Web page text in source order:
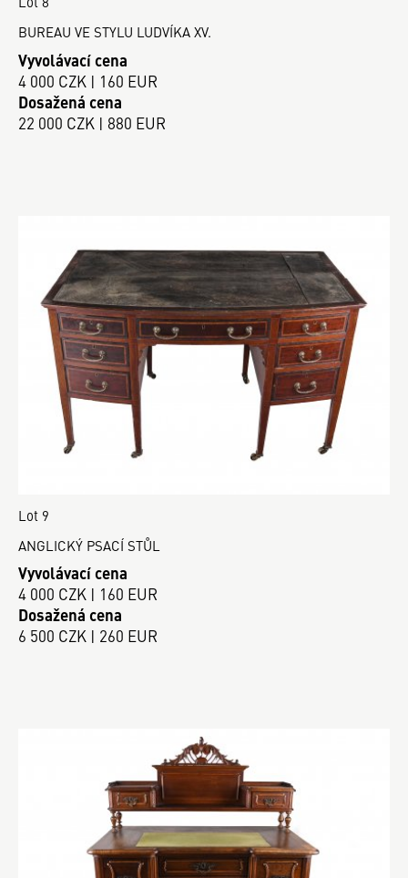
BUREAU VE STYLU LUDVÍKA XV.
Vyvolávací cena
4 000 CZK | 160 EUR
Dosažená cena
22 000 CZK | 880 EUR
Lot 9
ANGLICKÝ PSACÍ STŮL
Vyvolávací cena
4 000 CZK | 160 EUR
Dosažená cena
6 500 CZK | 260 EUR